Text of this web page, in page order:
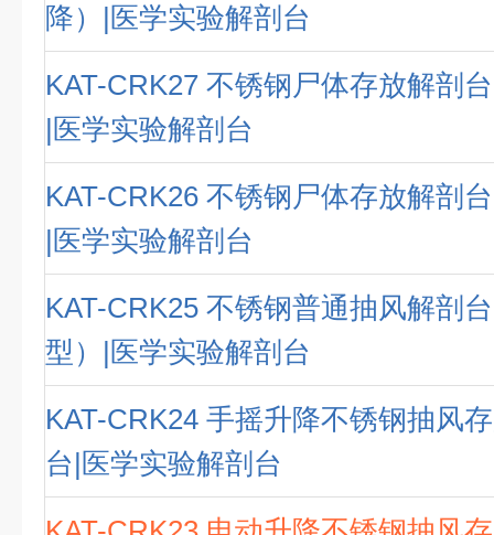
降）|医学实验解剖台
KAT-CRK27 不锈钢尸体存放解剖
|医学实验解剖台
KAT-CRK26 不锈钢尸体存放解剖
|医学实验解剖台
KAT-CRK25 不锈钢普通抽风解剖
型）|医学实验解剖台
KAT-CRK24 手摇升降不锈钢抽风
台|医学实验解剖台